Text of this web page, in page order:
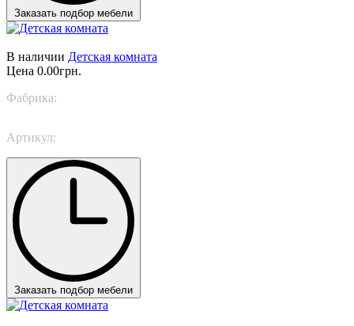
Заказать подбор мебели
В наличии Детская комната
Цена 0.00грн.
Фабрика:
Артикул:
Заказать подбор мебели